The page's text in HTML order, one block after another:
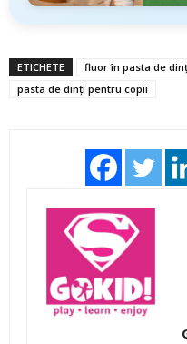
ETICHETE fluor în pasta de
pasta de dinţi pentru copii